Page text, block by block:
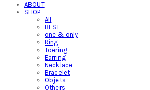
ABOUT
SHOP
All
BEST
one & only
Ring
Toering
Earring
Necklace
Bracelet
Objets
Others